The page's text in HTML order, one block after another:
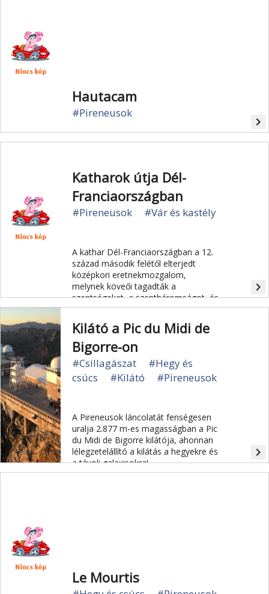
Hautacam
#Pireneusok
navigate_next
Katharok útja Dél-
Franciaországban
#Pireneusok #Vár és kastély
A kathar Dél-Franciaországban a 12.
század második felétől elterjedt
középkori eretnekmozgalom,
melynek köveői tagadták a
szentségeket, a szentháromságot, és
a házasságról való lemondást
navigate_next
Kilátó a Pic du Midi de
Bigorre-on
#Csillagászat
#Hegy és
csúcs
#Kilátó #Pireneusok
A Pireneusok láncolatát fenségesen
uralja 2.877 m-es magasságban a Pic
du Midi de Bigorre kilátója, ahonnan
lélegzetelállító a kilátás a hegyekre és
a távoli galaxisokra!
navigate_next
Le Mourtis